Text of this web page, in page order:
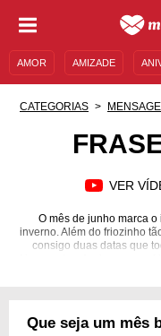
AMOR AMIZADE
CATEGORIAS
VER
O mês de junho marca
inverno. Além do friozinho
consigo duas datas que
Namorados. Assim como o
se neste mês com
Que seja um mês